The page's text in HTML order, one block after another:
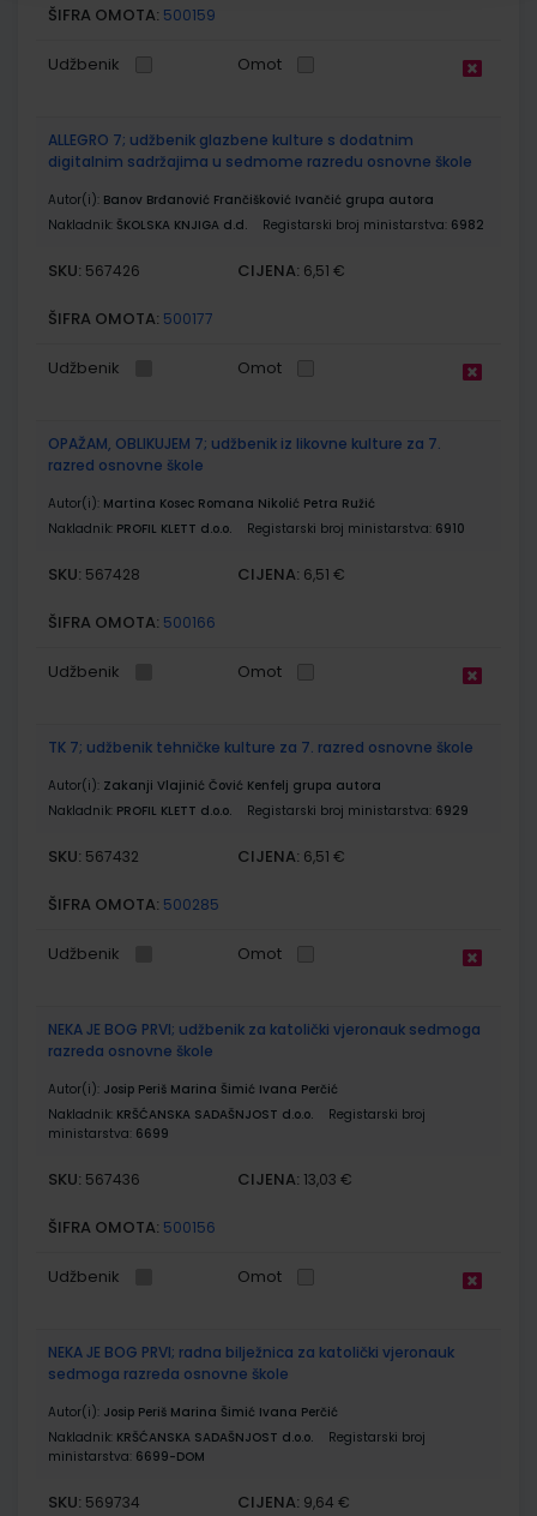
ŠIFRA OMOTA: 500159
Udžbenik Omot
ALLEGRO 7; udžbenik glazbene kulture s dodatnim
digitalnim sadržajima u sedmome razredu osnovne škole
Autor(i): Banov Brđanović Frančišković Ivančić grupa autora
Nakladnik: ŠKOLSKA KNJIGA d.d. Registarski broj ministarstva: 6982
SKU: 567426 CIJENA: 6,51 €
ŠIFRA OMOTA: 500177
Udžbenik Omot
OPAŽAM, OBLIKUJEM 7; udžbenik iz likovne kulture za 7.
razred osnovne škole
Autor(i): Martina Kosec Romana Nikolić Petra Ružić
Nakladnik: PROFIL KLETT d.o.o. Registarski broj ministarstva: 6910
SKU: 567428 CIJENA: 6,51 €
ŠIFRA OMOTA: 500166
Udžbenik Omot
TK 7; udžbenik tehničke kulture za 7. razred osnovne škole
Autor(i): Zakanji Vlajinić Čović Kenfelj grupa autora
Nakladnik: PROFIL KLETT d.o.o. Registarski broj ministarstva: 6929
SKU: 567432 CIJENA: 6,51 €
ŠIFRA OMOTA: 500285
Udžbenik Omot
NEKA JE BOG PRVI; udžbenik za katolički vjeronauk sedmoga
razreda osnovne škole
Autor(i): Josip Periš Marina Šimić Ivana Perčić
Nakladnik: KRŠĆANSKA SADAŠNJOST d.o.o.
Registarski broj
ministarstva: 6699
SKU: 567436 CIJENA: 13,03 €
ŠIFRA OMOTA: 500156
Udžbenik Omot
NEKA JE BOG PRVI; radna bilježnica za katolički vjeronauk
sedmoga razreda osnovne škole
Autor(i): Josip Periš Marina Šimić Ivana Perčić
Nakladnik: KRŠĆANSKA SADAŠNJOST d.o.o.
Registarski broj
ministarstva: 6699-DOM
SKU: 569734 CIJENA: 9,64 €